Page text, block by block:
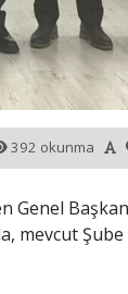
392 okunma
Genel Başkan
mevcut